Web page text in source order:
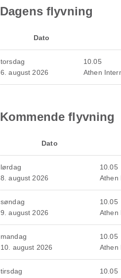
Dagens flyvning
Dato
torsdag
6. august 2026
10.05
Athen
Kommende flyvning
Dato
lørdag
8. august 2026
10.05
Athen
søndag
9. august 2026
10.05
Athen
mandag
10. august 2026
10.05
Athen
tirsdag
10.05